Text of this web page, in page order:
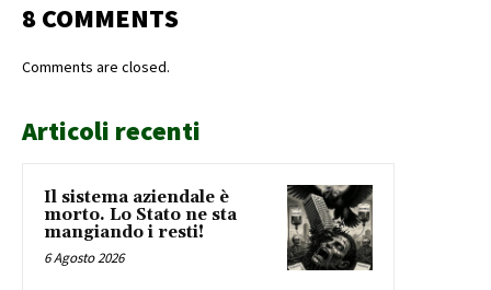
8 COMMENTS
Comments are closed.
Articoli recenti
Il sistema aziendale è
morto. Lo Stato ne sta
mangiando i resti!
6 Agosto 2026